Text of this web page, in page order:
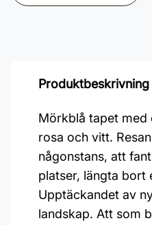
Produktbeskrivning
Mörkblå tapet
rosa och vitt.
någonstans, att
platser, längta bort
Upptäckandet av
landskap. Att som